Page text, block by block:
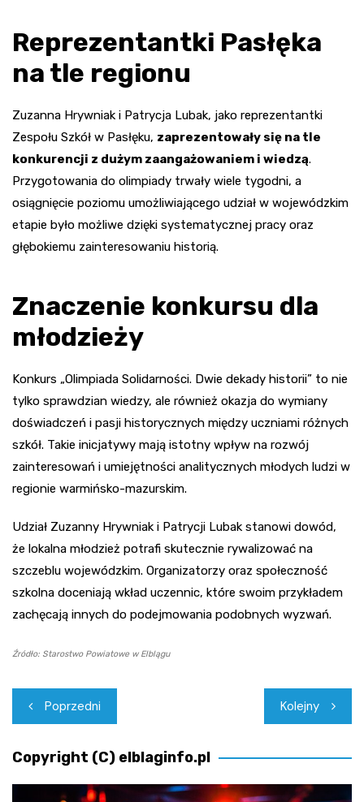
Reprezentantki Pasłęka
na tle regionu
Zuzanna Hrywniak i Patrycja Lubak, jako reprezentantki
Zespołu Szkół w Pasłęku, zaprezentowały się na tle
konkurencji z dużym zaangażowaniem i wiedzą.
Przygotowania do olimpiady trwały wiele tygodni, a
osiągnięcie poziomu umożliwiającego udział w wojewódzkim
etapie było możliwe dzięki systematycznej pracy oraz
głębokiemu zainteresowaniu historią.
Znaczenie konkursu dla
młodzieży
Konkurs „Olimpiada Solidarności. Dwie dekady historii” to nie
tylko sprawdzian wiedzy, ale również okazja do wymiany
doświadczeń i pasji historycznych między uczniami różnych
szkół. Takie inicjatywy mają istotny wpływ na rozwój
zainteresowań i umiejętności analitycznych młodych ludzi w
regionie warmińsko-mazurskim.
Udział Zuzanny Hrywniak i Patrycji Lubak stanowi dowód,
że lokalna młodzież potrafi skutecznie rywalizować na
szczeblu wojewódzkim. Organizatorzy oraz społeczność
szkolna doceniają wkład uczennic, które swoim przykładem
zachęcają innych do podejmowania podobnych wyzwań.
Źródło: Starostwo Powiatowe w Elblągu
Nawigacja
wpisu
Poprzedni Kolejny
Copyright (C) elblaginfo.pl